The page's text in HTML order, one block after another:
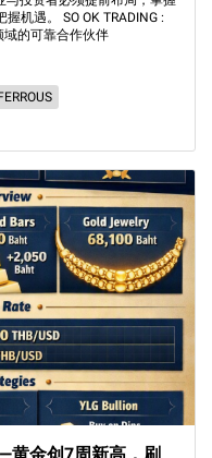
机遇。 SO OK TRADING :
域的可靠合作伙伴